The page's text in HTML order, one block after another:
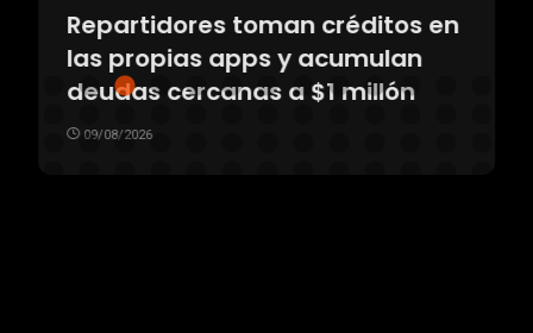
Repartidores toman créditos en
las propias apps y acumulan
deudas cercanas a $1 millón
09/08/2026